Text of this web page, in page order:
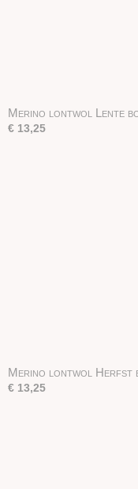
Merino lontwol Lente
€ 13,25
Merino lontwol Herfst
€ 13,25